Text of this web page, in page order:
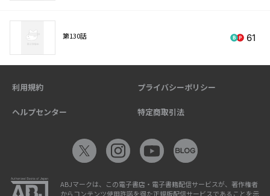
第130話 61
利用規約 プライバシーポリシー
ヘルプセンター 特定商取引法
ABJマークは、この電子書店・電子書籍配信サービスが、著作権者
からコンテンツ使用許諾を得た正規版配信サービスであることを示